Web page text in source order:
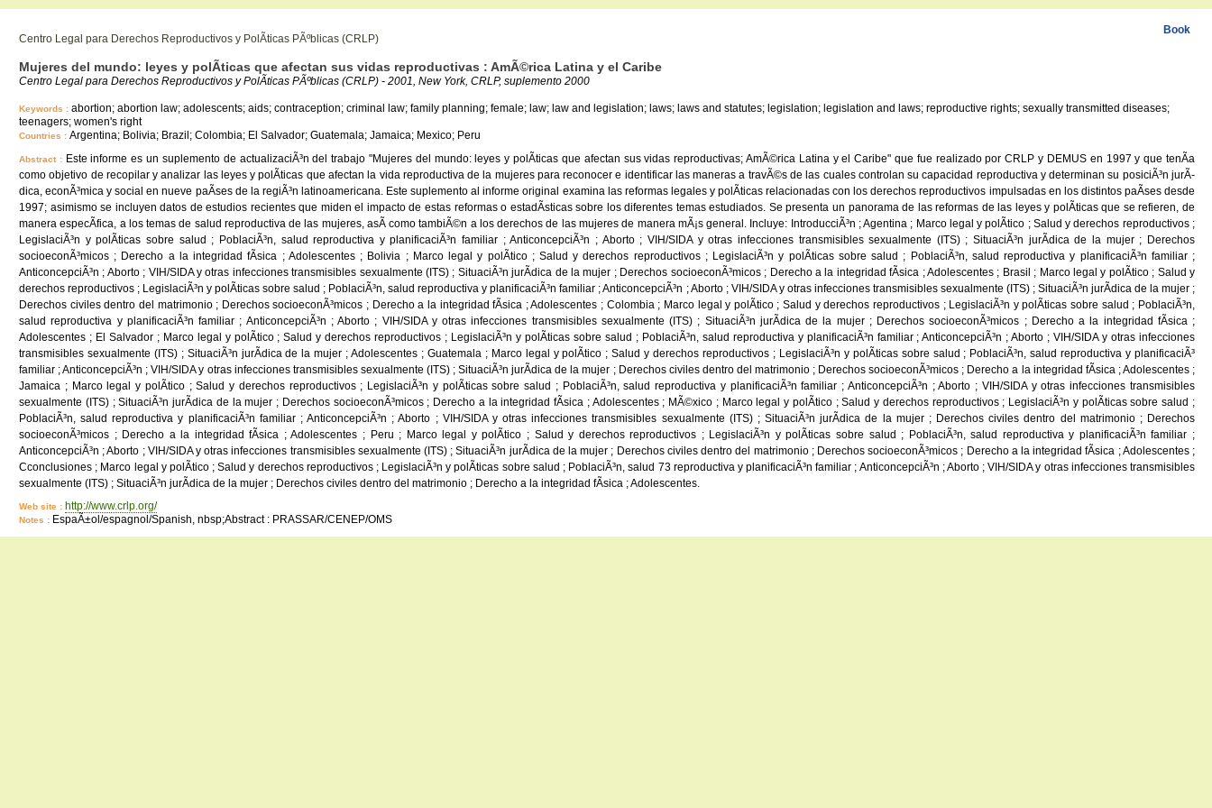
Book
Centro Legal para Derechos Reproductivos y PolÃ­ticas PÃºblicas (CRLP)
Mujeres del mundo: leyes y polÃ­ticas que afectan sus vidas reproductivas : AmÃ©rica Latina y el Caribe
Centro Legal para Derechos Reproductivos y PolÃ­ticas PÃºblicas (CRLP) - 2001, New York, CRLP, suplemento 2000
Keywords : abortion; abortion law; adolescents; aids; contraception; criminal law; family planning; female; law; law and legislation; laws; laws and statutes; legislation; legislation and laws; reproductive rights; sexually transmitted diseases;
teenagers; women's right
Countries : Argentina; Bolivia; Brazil; Colombia; El Salvador; Guatemala; Jamaica; Mexico; Peru
Abstract : Este informe es un suplemento de actualizaciÃ³n del trabajo "Mujeres del mundo: leyes y polÃ­ticas que afectan sus vidas reproductivas; AmÃ©rica Latina y el Caribe" que fue realizado por CRLP y DEMUS en 1997 y que tenÃ­a
como objetivo de recopilar y analizar las leyes y polÃ­ticas que afectan la vida reproductiva de la mujeres para reconocer e identificar las maneras a travÃ©s de las cuales controlan su capacidad reproductiva y determinan su posiciÃ³n jurÃ­
dica, econÃ³mica y social en nueve paÃ­ses de la regiÃ³n latinoamericana. Este suplemento al informe original examina las reformas legales y polÃ­ticas relacionadas con los derechos reproductivos impulsadas en los distintos paÃ­ses desde
1997; asimismo se incluyen datos de estudios recientes que miden el impacto de estas reformas o estadÃ­sticas sobre los diferentes temas estudiados. Se presenta un panorama de las reformas de las leyes y polÃ­ticas que se refieren, de
manera especÃ­fica, a los temas de salud reproductiva de las mujeres, asÃ­ como tambiÃ©n a los derechos de las mujeres de manera mÃ¡s general. Incluye: IntroducciÃ³n ; Agentina ; Marco legal y polÃ­tico ; Salud y derechos reproductivos ;
LegislaciÃ³n y polÃ­ticas sobre salud ; PoblaciÃ³n, salud reproductiva y planificaciÃ³n familiar ; AnticoncepciÃ³n ; Aborto ; VIH/SIDA y otras infecciones transmisibles sexualmente (ITS) ; SituaciÃ³n jurÃ­dica de la mujer ; Derechos
socioeconÃ³micos ; Derecho a la integridad fÃ­sica ; Adolescentes ; Bolivia ; Marco legal y polÃ­tico ; Salud y derechos reproductivos ; LegislaciÃ³n y polÃ­ticas sobre salud ; PoblaciÃ³n, salud reproductiva y planificaciÃ³n familiar ;
AnticoncepciÃ³n ; Aborto ; VIH/SIDA y otras infecciones transmisibles sexualmente (ITS) ; SituaciÃ³n jurÃ­dica de la mujer ; Derechos socioeconÃ³micos ; Derecho a la integridad fÃ­sica ; Adolescentes ; Brasil ; Marco legal y polÃ­tico ; Salud y
derechos reproductivos ; LegislaciÃ³n y polÃ­ticas sobre salud ; PoblaciÃ³n, salud reproductiva y planificaciÃ³n familiar ; AnticoncepciÃ³n ; Aborto ; VIH/SIDA y otras infecciones transmisibles sexualmente (ITS) ; SituaciÃ³n jurÃ­dica de la mujer ;
Derechos civiles dentro del matrimonio ; Derechos socioeconÃ³micos ; Derecho a la integridad fÃ­sica ; Adolescentes ; Colombia ; Marco legal y polÃ­tico ; Salud y derechos reproductivos ; LegislaciÃ³n y polÃ­ticas sobre salud ; PoblaciÃ³n,
salud reproductiva y planificaciÃ³n familiar ; AnticoncepciÃ³n ; Aborto ; VIH/SIDA y otras infecciones transmisibles sexualmente (ITS) ; SituaciÃ³n jurÃ­dica de la mujer ; Derechos socioeconÃ³micos ; Derecho a la integridad fÃ­sica ;
Adolescentes ; El Salvador ; Marco legal y polÃ­tico ; Salud y derechos reproductivos ; LegislaciÃ³n y polÃ­ticas sobre salud ; PoblaciÃ³n, salud reproductiva y planificaciÃ³n familiar ; AnticoncepciÃ³n ; Aborto ; VIH/SIDA y otras infecciones
transmisibles sexualmente (ITS) ; SituaciÃ³n jurÃ­dica de la mujer ; Adolescentes ; Guatemala ; Marco legal y polÃ­tico ; Salud y derechos reproductivos ; LegislaciÃ³n y polÃ­ticas sobre salud ; PoblaciÃ³n, salud reproductiva y planificaciÃ³
familiar ; AnticoncepciÃ³n ; VIH/SIDA y otras infecciones transmisibles sexualmente (ITS) ; SituaciÃ³n jurÃ­dica de la mujer ; Derechos civiles dentro del matrimonio ; Derechos socioeconÃ³micos ; Derecho a la integridad fÃ­sica ; Adolescentes ;
Jamaica ; Marco legal y polÃ­tico ; Salud y derechos reproductivos ; LegislaciÃ³n y polÃ­ticas sobre salud ; PoblaciÃ³n, salud reproductiva y planificaciÃ³n familiar ; AnticoncepciÃ³n ; Aborto ; VIH/SIDA y otras infecciones transmisibles
sexualmente (ITS) ; SituaciÃ³n jurÃ­dica de la mujer ; Derechos socioeconÃ³micos ; Derecho a la integridad fÃ­sica ; Adolescentes ; MÃ©xico ; Marco legal y polÃ­tico ; Salud y derechos reproductivos ; LegislaciÃ³n y polÃ­ticas sobre salud ;
PoblaciÃ³n, salud reproductiva y planificaciÃ³n familiar ; AnticoncepciÃ³n ; Aborto ; VIH/SIDA y otras infecciones transmisibles sexualmente (ITS) ; SituaciÃ³n jurÃ­dica de la mujer ; Derechos civiles dentro del matrimonio ; Derechos
socioeconÃ³micos ; Derecho a la integridad fÃ­sica ; Adolescentes ; Peru ; Marco legal y polÃ­tico ; Salud y derechos reproductivos ; LegislaciÃ³n y polÃ­ticas sobre salud ; PoblaciÃ³n, salud reproductiva y planificaciÃ³n familiar ;
AnticoncepciÃ³n ; Aborto ; VIH/SIDA y otras infecciones transmisibles sexualmente (ITS) ; SituaciÃ³n jurÃ­dica de la mujer ; Derechos civiles dentro del matrimonio ; Derechos socioeconÃ³micos ; Derecho a la integridad fÃ­sica ; Adolescentes ;
Cconclusiones ; Marco legal y polÃ­tico ; Salud y derechos reproductivos ; LegislaciÃ³n y polÃ­ticas sobre salud ; PoblaciÃ³n, salud 73 reproductiva y planificaciÃ³n familiar ; AnticoncepciÃ³n ; Aborto ; VIH/SIDA y otras infecciones transmisibles
sexualmente (ITS) ; SituaciÃ³n jurÃ­dica de la mujer ; Derechos civiles dentro del matrimonio ; Derecho a la integridad fÃ­sica ; Adolescentes.
Web site : http://www.crlp.org/
Notes : EspaÃ±ol/espagnol/Spanish, nbsp;Abstract : PRASSAR/CENEP/OMS